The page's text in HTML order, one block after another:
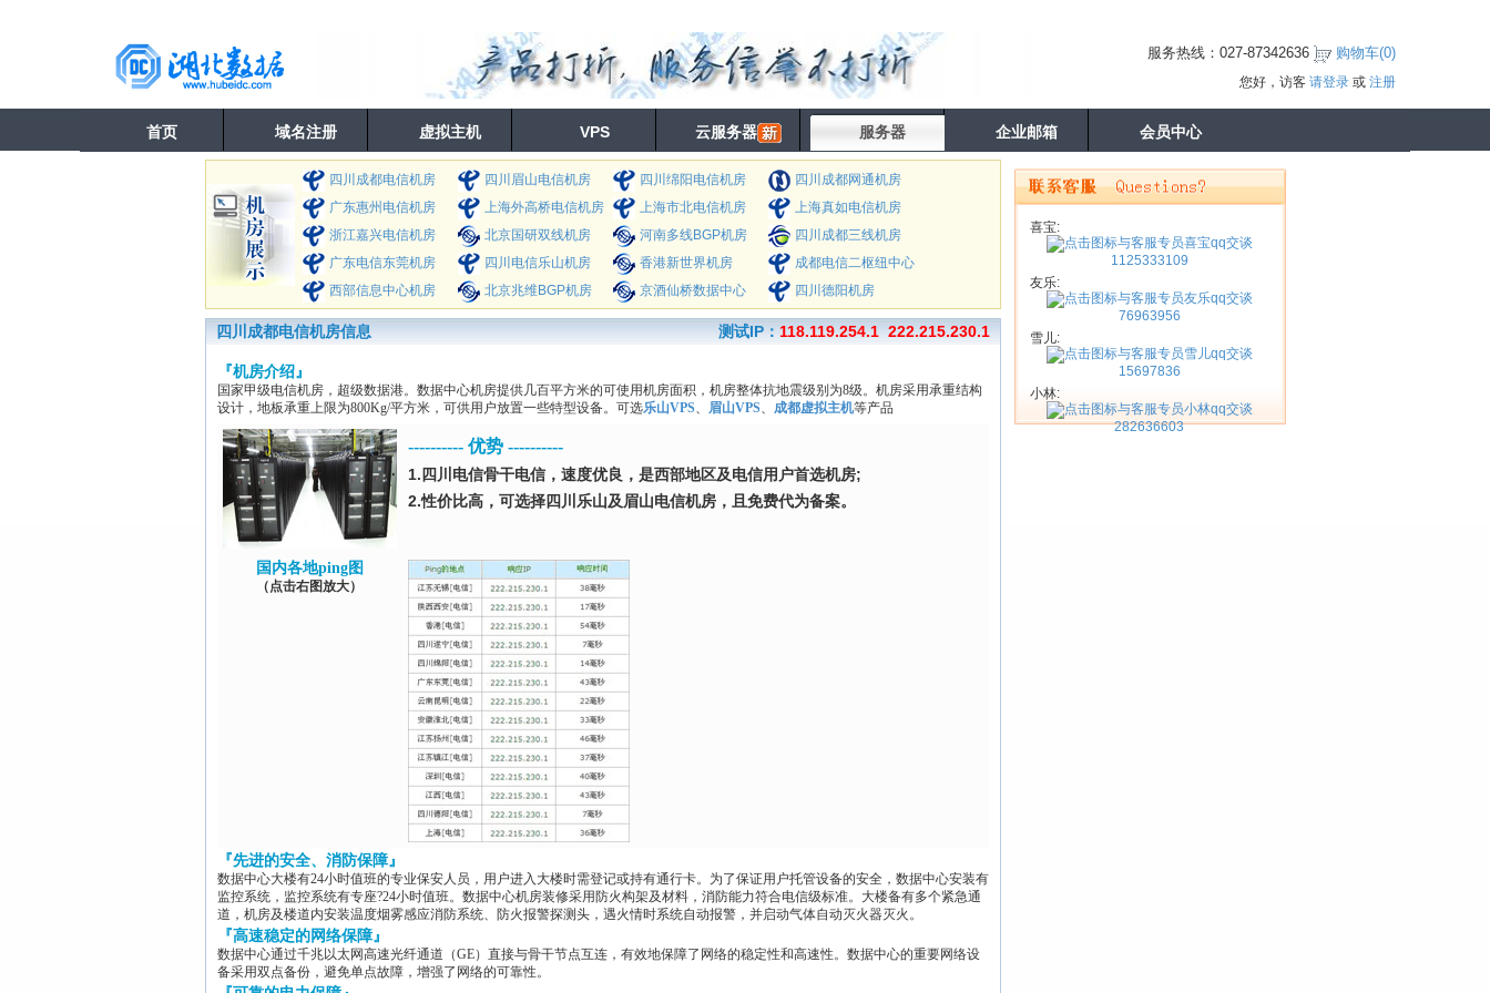
服务热线：027-87342636 购物车(0)
您好，访客 请登录或 注册
首页 域名注册 虚拟主机 VPS 云服务器 服务器 企业邮箱 会员中心
四川成都电信机房 四川眉山电信机房 四川绵阳电信机房
四川成都网通机房
广东惠州电信机房
上海外高桥电信机房 上海市北电信机房
上海真如电信机房
浙江嘉兴电信机房
北京国研双线机房 河南多线BGP机房
四川成都三线机房
广东电信东莞机房
四川电信乐山机房 香港新世界机房
成都电信二枢纽中心
西部信息中心机房
北京兆维BGP机房 京酒仙桥数据中心 四川德阳机房
四川成都电信机房信息 测试IP：118.119.254.1 222.215.230.1
『机房介绍』
国家甲级电信机房，超级数据港。数据中心机房提供几百平方米的可使用机房面积，机房整体抗地震级别为8级。机房采用承重结构
设计，地板承重上限为800Kg/平方米，可供用户放置一些特型设备。可选乐山VPS、 眉山VPS、 成都虚拟主机等产品
---------- 优势 ----------
1.四川电信骨干电信，速度优良，是西部地区及电信用户首选机房;
2.性价比高，可选择四川乐山及眉山电信机房，且免费代为备案。
国内各地ping图
（点击右图放大）
『先进的安全、消防保障』
数据中心大楼有24小时值班的专业保安人员，用户进入大楼时需登记或持有通行卡。为了保证用户托管设备的安全，数据中心安装有
监控系统，监控系统有专座?24小时值班。数据中心机房装修采用防火构架及材料，消防能力符合电信级标准。大楼备有多个紧急通
道，机房及楼道内安装温度烟雾感应消防系统、防火报警探测头，遇火情时系统自动报警，并启动气体自动灭火器灭火。
『高速稳定的网络保障』
数据中心通过千兆以太网高速光纤通道（GE）直接与骨干节点互连，有效地保障了网络的稳定性和高速性。数据中心的重要网络设
备采用双点备份，避免单点故障，增强了网络的可靠性。
喜宝:
1125333109
友乐:
76963956
雪儿:
15697836
小林:
282636603